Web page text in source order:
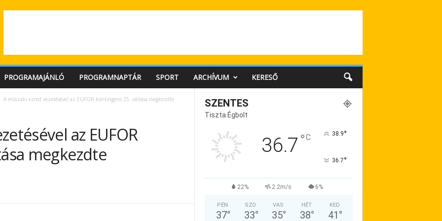
PROGRAMAJÁNLÓ PROGRAMNAPTÁR SPORT ARCHÍVUM KERESŐ
A műszaki ezred vezetésével az EUFOR kontingens 25. váltása megkezdte
az EUFOR
megkezdte
SZENTES
Tiszta Égbolt
36.7 °C 38.9°
36.7°
22% 2.2m/s 6%
PÉN
37°
SZO
33°
VAS
35°
HÉT
38°
KED
41 °